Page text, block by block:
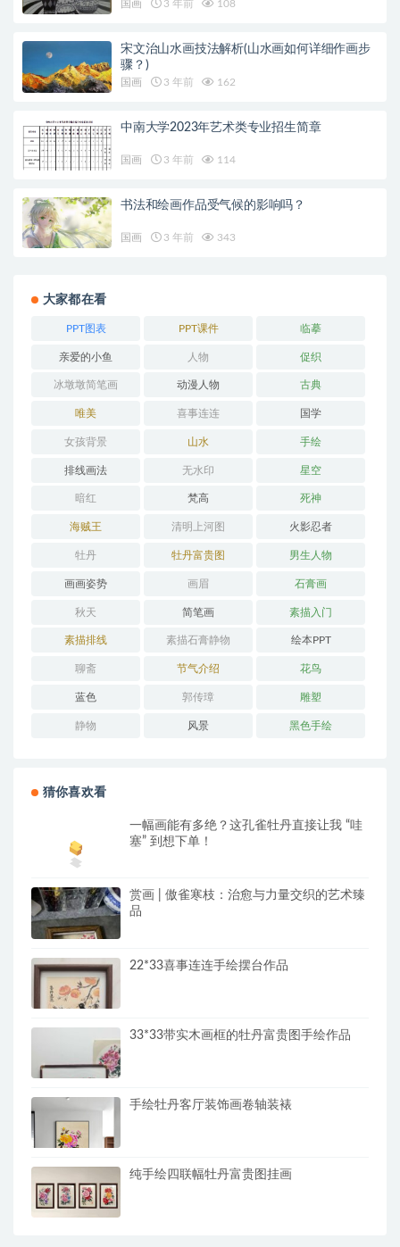
国画 3 年前 108
宋文治山水画技法解析(山水画如何详细作画步
骤？)
国画 3 年前 162
中南大学2023年艺术类专业招生简章
国画 3 年前 114
书法和绘画作品受气候的影响吗？
国画 3 年前 343
大家都在看
PPT图表 PPT课件 临摹
亲爱的小鱼 人物 促织
冰墩墩简笔画 动漫人物 古典
唯美 喜事连连 国学
女孩背景 山水 手绘
排线画法 无水印 星空
暗红 梵高 死神
海贼王 清明上河图 火影忍者
牡丹 牡丹富贵图 男生人物
画画姿势 画眉 石膏画
秋天 简笔画 素描入门
素描排线 素描石膏静物 绘本PPT
聊斋 节气介绍 花鸟
蓝色 郭传璋 雕塑
静物 风景 黑色手绘
猜你喜欢看
一幅画能有多绝？这孔雀牡丹直接让我 “哇
塞” 到想下单！
赏画 | 傲雀寒枝：治愈与力量交织的艺术臻
品
22*33喜事连连手绘摆台作品
33*33带实木画框的牡丹富贵图手绘作品
手绘牡丹客厅装饰画卷轴装裱
纯手绘四联幅牡丹富贵图挂画